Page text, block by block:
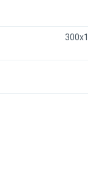
товары для
и выгодные
вы